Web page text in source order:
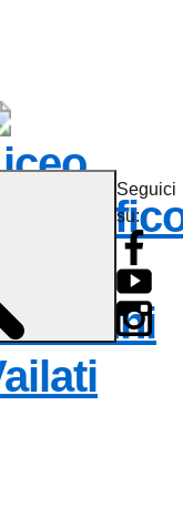
Seguici
su: